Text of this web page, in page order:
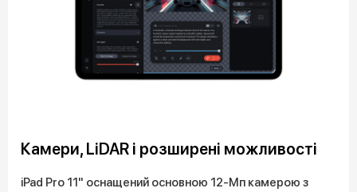
Камери, LiDAR і розширені можливості
iPad Pro 11" оснащений основною 12-Мп камерою з